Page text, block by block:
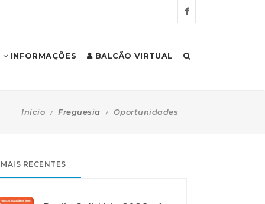
INFORMAÇÕES BALCÃO VIRTUAL
Início Freguesia Oportunidades
MAIS RECENTES